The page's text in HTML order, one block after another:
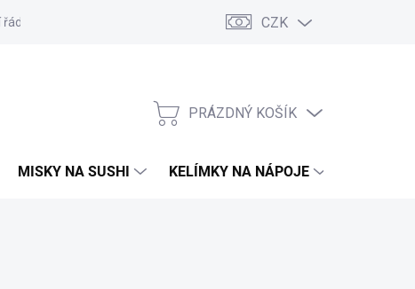
řád Moje objednávka
CZK
NÁKUPNÍ
PRÁZDNÝ KOŠÍK
MISKY NA SUSHI KELÍMKY NA NÁPOJE